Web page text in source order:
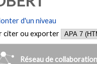
d'un niveau
citer ou exporter
Réseau de collaboration